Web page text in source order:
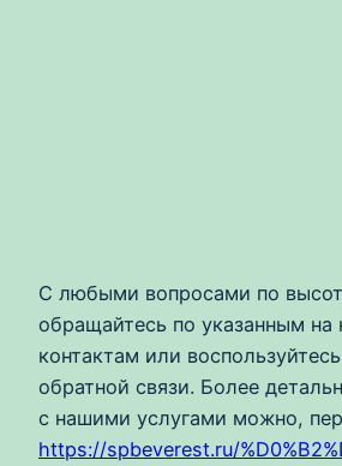
С любыми вопросами по
обращайтесь по указанным на
контактам или
обратной связи. Более
с нашими услугами можно,
https://spbeverest.ru/